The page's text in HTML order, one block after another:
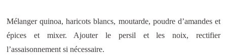
Mélanger quinoa, haricots blancs, moutarde, poudre d’amandes et
épices et mixer. Ajouter le persil et les noix, rectifier
l’assaisonnement si nécessaire.